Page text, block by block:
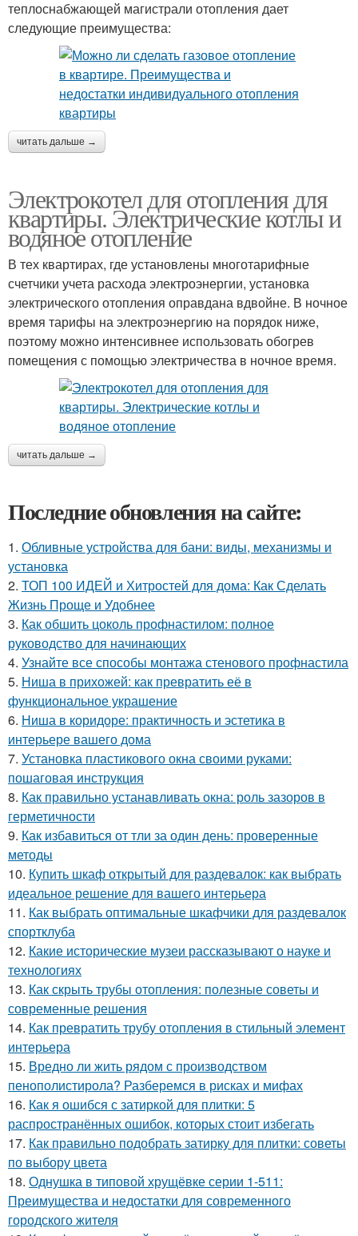
теплоснабжающей магистрали отопления дает
следующие преимущества:
читать дальше →
Электрокотел для отопления для
квартиры. Электрические котлы и
водяное отопление
В тех квартирах, где установлены многотарифные
счетчики учета расхода электроэнергии, установка
электрического отопления оправдана вдвойне. В ночное
время тарифы на электроэнергию на порядок ниже,
поэтому можно интенсивнее использовать обогрев
помещения с помощью электричества в ночное время.
читать дальше →
Последние обновления на сайте:
1. Обливные устройства для бани: виды, механизмы и
установка
2. ТОП 100 ИДЕЙ и Хитростей для дома: Как Сделать
Жизнь Проще и Удобнее
3. Как обшить цоколь профнастилом: полное
руководство для начинающих
4. Узнайте все способы монтажа стенового профнастила
5. Ниша в прихожей: как превратить её в
функциональное украшение
6. Ниша в коридоре: практичность и эстетика в
интерьере вашего дома
7. Установка пластикового окна своими руками:
пошаговая инструкция
8. Как правильно устанавливать окна: роль зазоров в
герметичности
9. Как избавиться от тли за один день: проверенные
методы
10. Купить шкаф открытый для раздевалок: как выбрать
идеальное решение для вашего интерьера
11. Как выбрать оптимальные шкафчики для раздевалок
спортклуба
12. Какие исторические музеи рассказывают о науке и
технологиях
13. Как скрыть трубы отопления: полезные советы и
современные решения
14. Как превратить трубу отопления в стильный элемент
интерьера
15. Вредно ли жить рядом с производством
пенополистирола? Разберемся в рисках и мифах
16. Как я ошибся с затиркой для плитки: 5
распространённых ошибок, которых стоит избегать
17. Как правильно подобрать затирку для плитки: советы
по выбору цвета
18. Однушка в типовой хрущёвке серии 1-511:
Преимущества и недостатки для современного
городского жителя